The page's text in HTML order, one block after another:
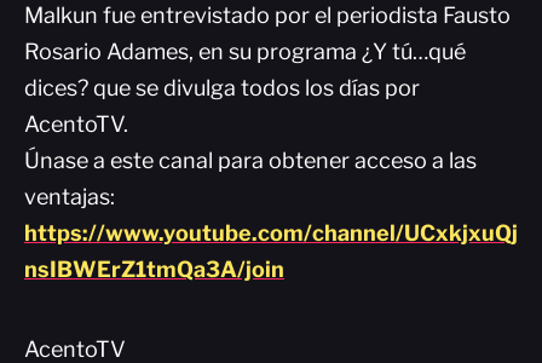
Malkun fue entrevistado por el periodista Fausto
Rosario Adames, en su programa ¿Y tú…qué
dices? que se divulga todos los días por
AcentoTV.
Únase a este canal para obtener acceso a las
ventajas:
https://www.youtube.com/channel/UCxkjxuQj
nsIBWErZ1tmQa3A/join
AcentoTV